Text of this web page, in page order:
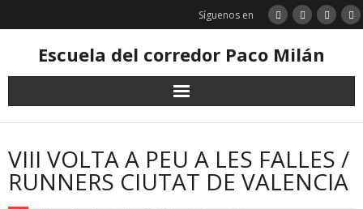
Síguenos en
Escuela del corredor Paco Milán
VIII VOLTA A PEU A LES FALLES /
RUNNERS CIUTAT DE VALENCIA